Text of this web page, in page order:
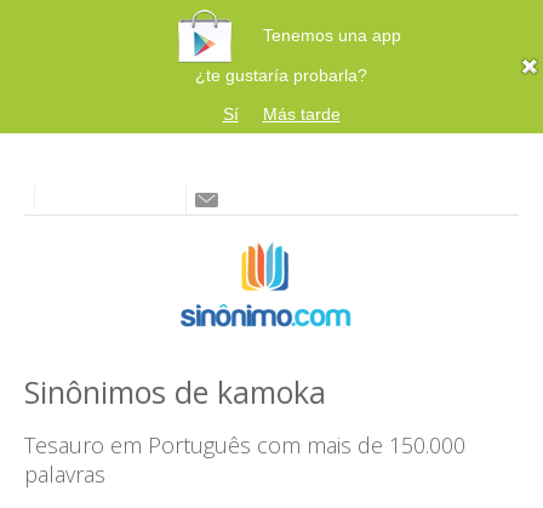
Tenemos una app
¿te gustaría probarla?
Sí
Más tarde
Sinônimos de kamoka
Tesauro em Português com mais de 150.000
palavras